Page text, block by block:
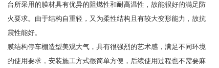
台所采用的膜材具有优异的阻燃性和耐高温性，故能很好的满足防
火要求。由于结构自重轻，又为柔性结构且有较大变形能力，故抗
震性能好。
膜结构停车棚造型美观大气，具有很强烈的艺术感，满足不同环境
的使用要求，安装施工方式很简单方便，后续使用过程也不需要麻